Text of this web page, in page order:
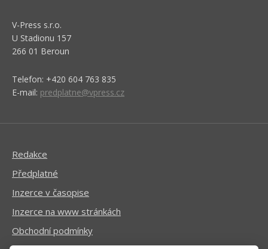
V-Press s.r.o.
U Stadionu 157
266 01 Beroun
Telefon: +420 604 763 835
E-mail: predplatne@vpress.cz
Redakce
Předplatné
Inzerce v časopise
Inzerce na www stránkách
Obchodní podmínky